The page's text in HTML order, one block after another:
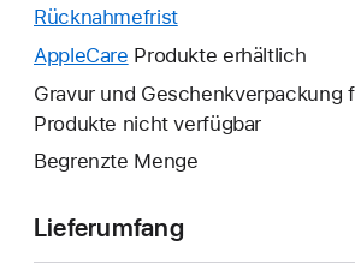
geöffnet.
RücknahmefristEin
neues
wird
geöffnet.
AppleCare Ein
neues
Fenster
geöffnet.
Produkte erhältlich
Gravur und Geschenkverpackung
Produkte nicht verfügbar
Begrenzte Menge
Lieferumfang